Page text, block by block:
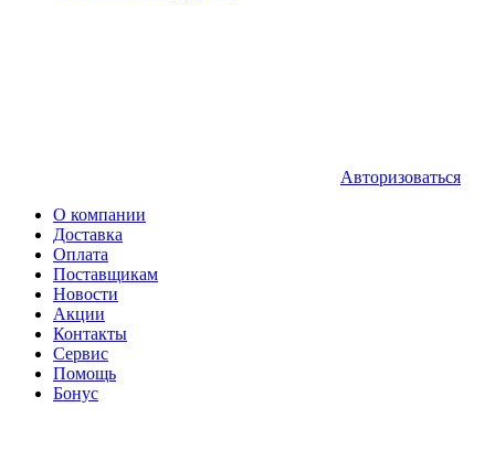
Авторизоваться
О компании
Доставка
Оплата
Поставщикам
Новости
Акции
Контакты
Сервис
Помощь
Бонус